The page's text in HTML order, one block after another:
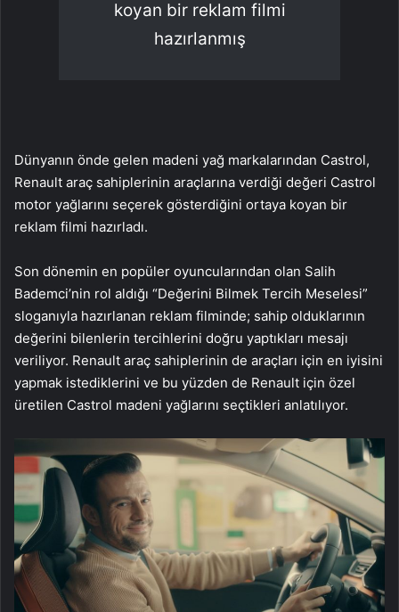
koyan bir reklam filmi
hazırlanmış
Dünyanın önde gelen madeni yağ markalarından Castrol,
Renault araç sahiplerinin araçlarına verdiği değeri Castrol
motor yağlarını seçerek gösterdiğini ortaya koyan bir
reklam filmi hazırladı.
Son dönemin en popüler oyuncularından olan Salih
Bademci’nin rol aldığı “Değerini Bilmek Tercih Meselesi”
sloganıyla hazırlanan reklam filminde; sahip olduklarının
değerini bilenlerin tercihlerini doğru yaptıkları mesajı
veriliyor. Renault araç sahiplerinin de araçları için en iyisini
yapmak istediklerini ve bu yüzden de Renault için özel
üretilen Castrol madeni yağlarını seçtikleri anlatılıyor.